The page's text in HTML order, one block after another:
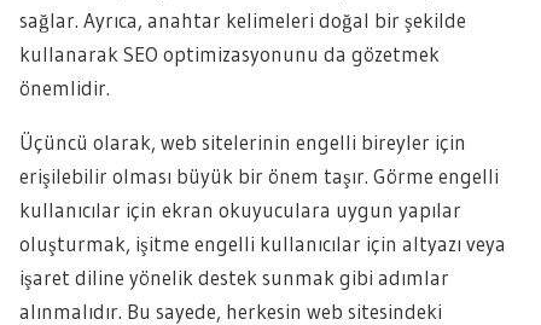
sağlar. Ayrıca, anahtar kelimeleri doğal bir şekilde
kullanarak SEO optimizasyonunu da gözetmek
önemlidir.
Üçüncü olarak, web sitelerinin engelli bireyler için
erişilebilir olması büyük bir önem taşır. Görme engelli
kullanıcılar için ekran okuyuculara uygun yapılar
oluşturmak, işitme engelli kullanıcılar için altyazı veya
işaret diline yönelik destek sunmak gibi adımlar
alınmalıdır. Bu sayede, herkesin web sitesindeki